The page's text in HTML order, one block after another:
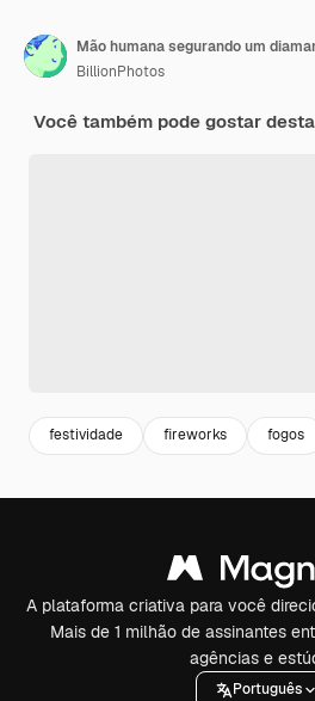
Mão humana segurando um
BillionPhotos
Você também pode gostar
festividade fireworks fogos
A plataforma criativa para você
Mais de 1 milhão de assinantes
agências e
Português